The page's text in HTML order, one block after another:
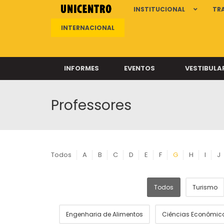
INSTITUCIONAL
INTERNACIONAL
INFORMES EVENTOS
Professores
Todos A B C D E F G H I J
Todos Turismo
Engenharia de Alimentos Ciências